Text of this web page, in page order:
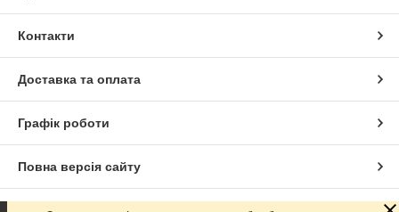
Контакти
Доставка та оплата
Графік роботи
Повна версія сайту